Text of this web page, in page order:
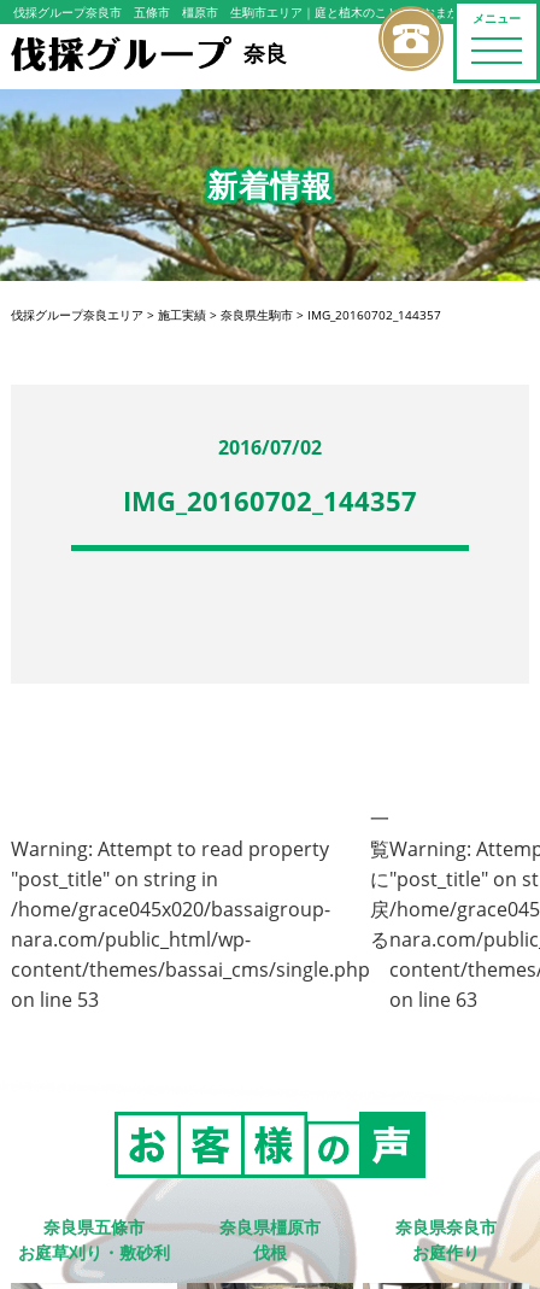
メニュー
toggle
伐採グループ奈良市 五條市 橿原市 生駒市エリア ｜庭と植木のことならおまかせください
奈良
新着情報
伐採グループ奈良エリア > 施工実績> 奈良県生駒市> IMG_20160702_144357
2016/07/02
IMG_20160702_144357
Warning: Attempt to read property
"post_title" on string in
/home/grace045x020/bassaigroup-
nara.com/public_html/wp-
content/themes/bassai_cms/single.php
on line 53
一
覧
に
戻
る
Warning:
"post_title" on
/home/
nara.com/
content/
on line 63
奈良県五條市
お庭草刈り・敷砂利
奈良県橿原市
伐根
奈良県奈良市
お庭作り